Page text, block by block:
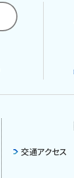
交通アクセス